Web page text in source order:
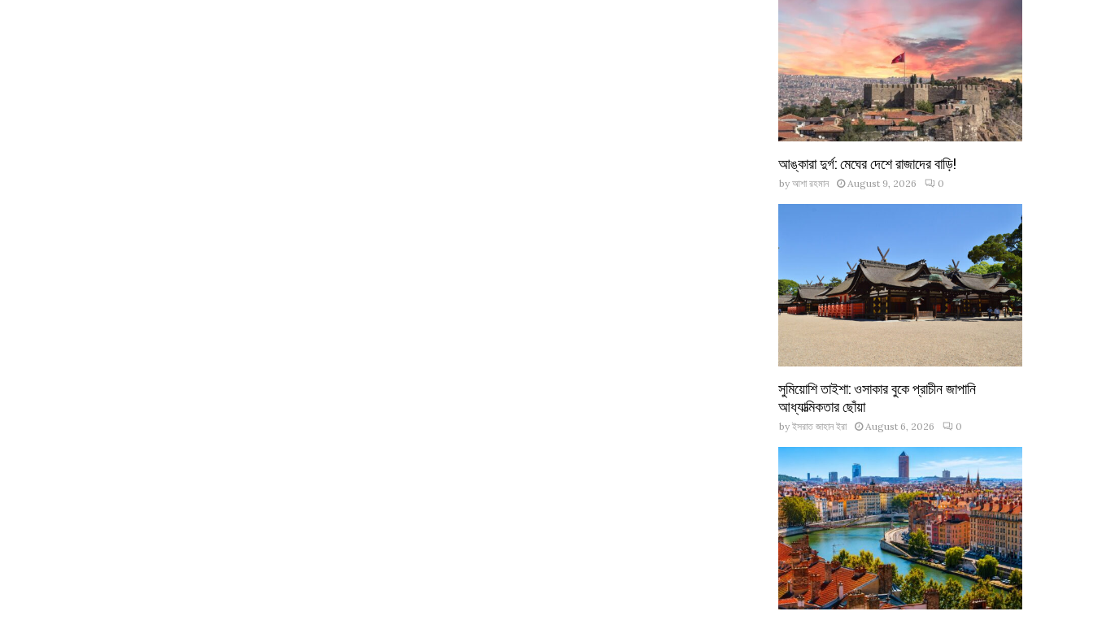
আঙ্কারা দুর্গ: মেঘের দেশে রাজাদের বাড়ি!
by আশা রহমান August 9, 2026 0
সুমিয়োশি তাইশা: ওসাকার বুকে প্রাচীন জাপানি
আধ্যাত্মিকতার ছোঁয়া
by ইসরাত জাহান ইরা August 6, 2026 0